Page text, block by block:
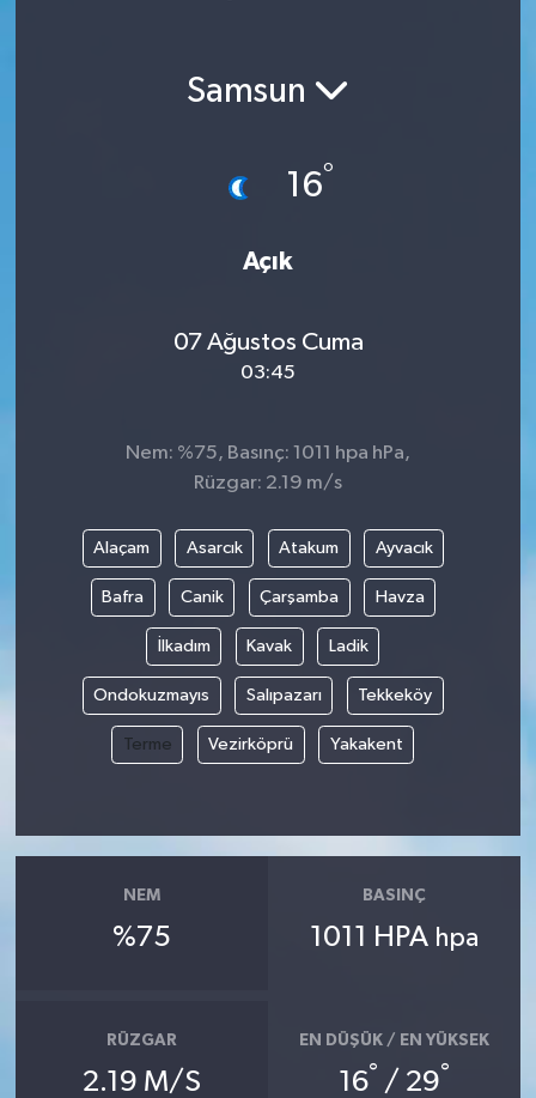
Samsun
16°
Açık
07 Ağustos Cuma
03:45
Nem: %75, Basınç: 1011 hpa hPa,
Rüzgar: 2.19 m/s
Alaçam Asarcık Atakum Ayvacık
Bafra Canik Çarşamba Havza
İlkadım Kavak Ladik
Ondokuzmayıs Salıpazarı Tekkeköy
Terme Vezirköprü Yakakent
NEM
%75
BASINÇ
1011 HPA hpa
RÜZGAR
2.19 M/S
EN DÜŞÜK / EN YÜKSEK
16° / 29°